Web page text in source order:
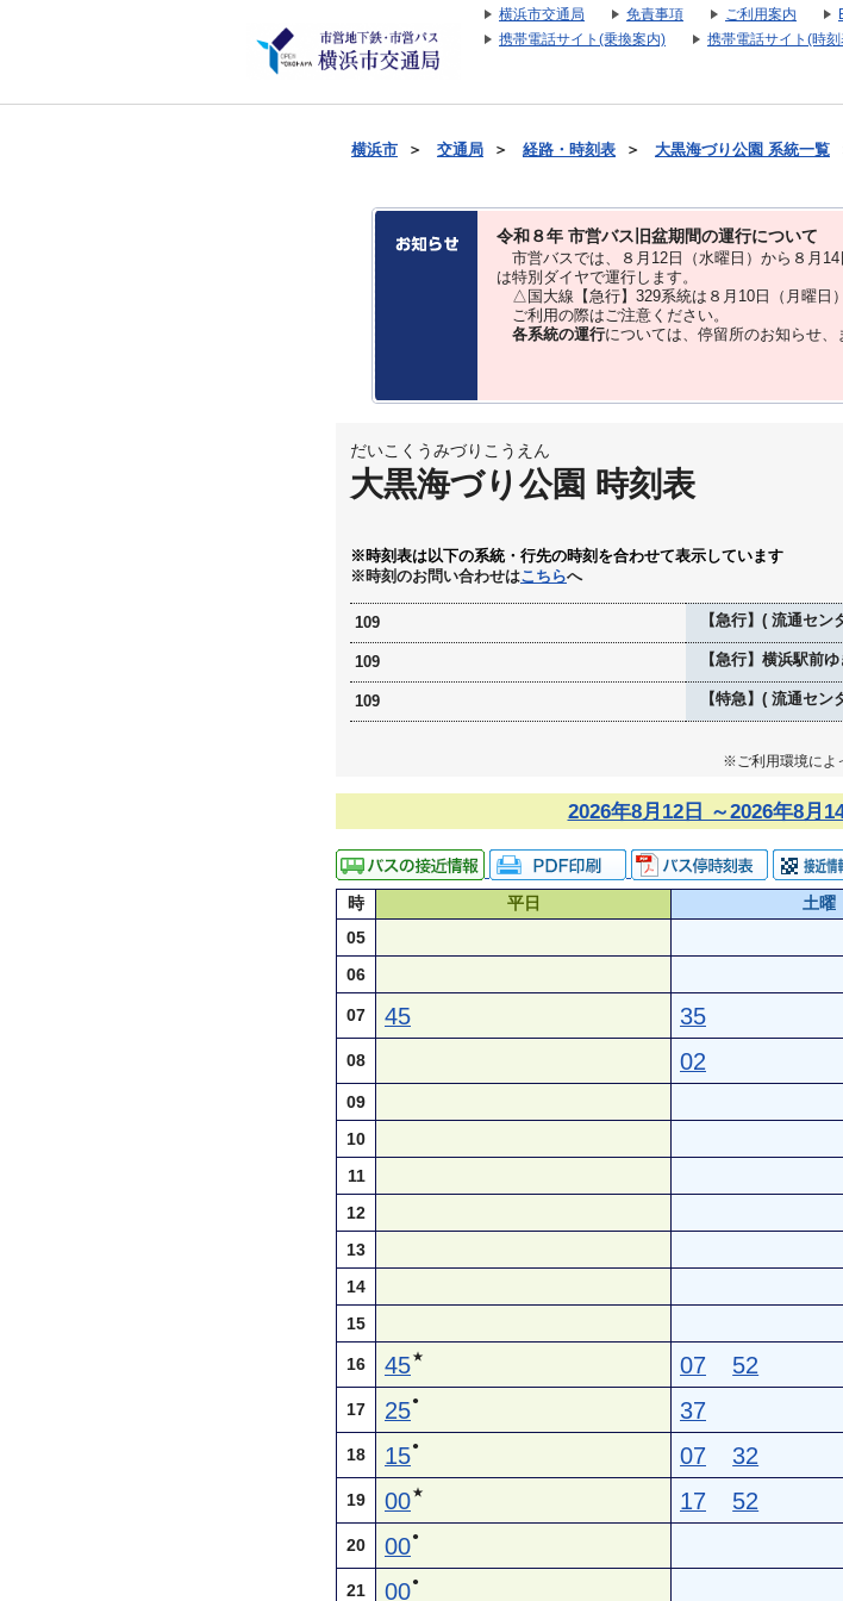
横浜市交通局 免責事項 ご利用案内
携帯電話サイト(乗換案内)
携帯電話サイト(時
横浜市 ＞ 交通局 ＞ 経路・時刻表 ＞ 大黒海づり公園 系統一覧
令和８年 市営バス旧盆期間の運行について
市営バスでは、８⽉12⽇（水曜日）から８⽉
は特別ダイヤで運⾏します。
△国大線【急行】329系統は８月10日（月曜日
ご利用の際はご注意ください。
各系統の運行については、停留所のお知らせ、
だいこくうみづりこうえん
大黒海づり公園 時刻表
※時刻表は以下の系統・行先の時刻を合わせて表示しています
※時刻のお問い合わせはこちらへ
109 【急行】( 流通セ
109 【急行】横浜駅前ゆ
109 【特急】( 流通セ
※ご利用環境によ
2026年8月12日 ～2026年8月
時 平日 土曜
05
06
07 45 35
08 02
09
10
11
12
13
14
15
16 45★ 07 52
17 25● 37
18 15● 07 32
19 00★ 17 52
20 00●
21 00●